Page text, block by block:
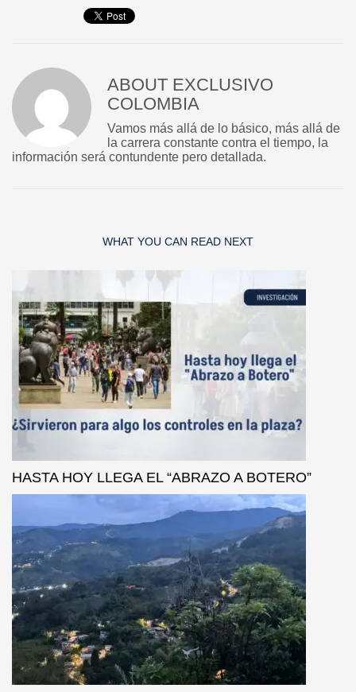
ABOUT EXCLUSIVO
COLOMBIA
Vamos más allá de lo básico, más allá de
la carrera constante contra el tiempo, la
información será contundente pero detallada.
WHAT YOU CAN READ NEXT
HASTA HOY LLEGA EL “ABRAZO A BOTERO”